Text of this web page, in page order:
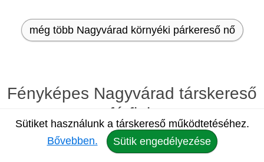
még több Nagyvárad környéki párkereső nő
Fényképes Nagyvárad társkereső
férfiak
Társat Nagyvárad környékén
Sütiket használunk a társkereső működtetéséhez.
Bővebben.
Sütik engedélyezése